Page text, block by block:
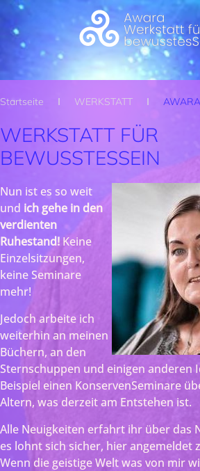
Zum Hauptinhalt springen
Startseite WERKSTATT
WERKSTATT FÜR
BEWUSSTESSEIN
Nun ist es so weit
und ich gehe in den
verdienten
Ruhestand! Keine
Einzelsitzungen,
keine Seminare
mehr!
Jedoch arbeite ich
weiterhin an meinen
Büchern, an den
Sternschuppen und einigen anderen
Beispiel einen KonservenSeminare
Altern, was derzeit am Entstehen ist.
Alle Neuigkeiten erfahrt ihr über das
es lohnt sich sicher, hier angemeldet
Wenn die geistige Welt was von mir